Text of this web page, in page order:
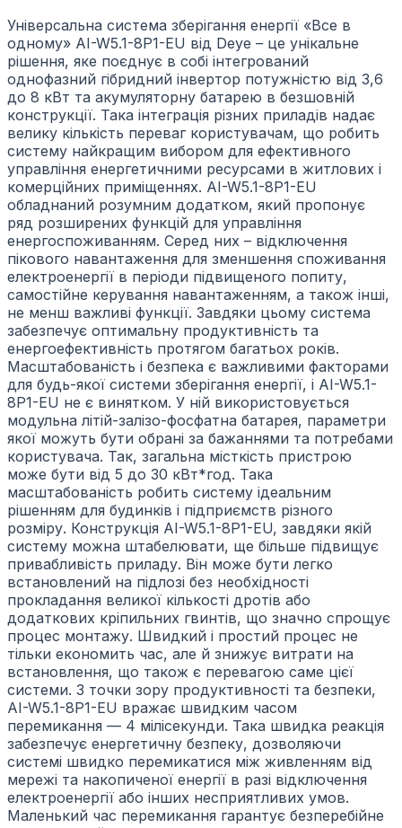
Універсальна система зберігання енергії «Все в
одному» AI-W5.1-8P1-EU від Deye – це унікальне
рішення, яке поєднує в собі інтегрований
однофазний гібридний інвертор потужністю від 3,6
до 8 кВт та акумуляторну батарею в безшовній
конструкції. Така інтеграція різних приладів надає
велику кількість переваг користувачам, що робить
систему найкращим вибором для ефективного
управління енергетичними ресурсами в житлових і
комерційних приміщеннях. AI-W5.1-8P1-EU
обладнаний розумним додатком, який пропонує
ряд розширених функцій для управління
енергоспоживанням. Серед них – відключення
пікового навантаження для зменшення споживання
електроенергії в періоди підвищеного попиту,
самостійне керування навантаженням, а також інші,
не менш важливі функції. Завдяки цьому система
забезпечує оптимальну продуктивність та
енергоефективність протягом багатьох років.
Масштабованість і безпека є важливими факторами
для будь-якої системи зберігання енергії, і AI-W5.1-
8P1-EU не є винятком. У ній використовується
модульна літій-залізо-фосфатна батарея, параметри
якої можуть бути обрані за бажаннями та потребами
користувача. Так, загальна місткість пристрою
може бути від 5 до 30 кВт*год. Така
масштабованість робить систему ідеальним
рішенням для будинків і підприємств різного
розміру. Конструкція AI-W5.1-8P1-EU, завдяки якій
систему можна штабелювати, ще більше підвищує
привабливість приладу. Він може бути легко
встановлений на підлозі без необхідності
прокладання великої кількості дротів або
додаткових кріпильних гвинтів, що значно спрощує
процес монтажу. Швидкий і простий процес не
тільки економить час, але й знижує витрати на
встановлення, що також є перевагою саме цієї
системи. З точки зору продуктивності та безпеки,
AI-W5.1-8P1-EU вражає швидким часом
перемикання — 4 мілісекунди. Така швидка реакція
забезпечує енергетичну безпеку, дозволяючи
системі швидко перемикатися між живленням від
мережі та накопиченої енергії в разі відключення
електроенергії або інших несприятливих умов.
Маленький час перемикання гарантує безперебійне